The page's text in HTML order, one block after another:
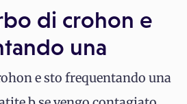
di crohon e
una
e sto frequentando una